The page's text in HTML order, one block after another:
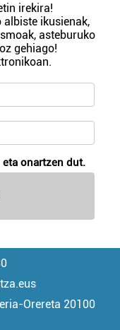
irekira!
albiste ikusienak,
asteburuko
gehiago!
eta onartzen dut.
Orereta 20100